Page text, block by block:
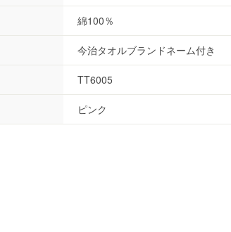
綿100％
今治タオルブランドネーム付き
TT6005
ピンク